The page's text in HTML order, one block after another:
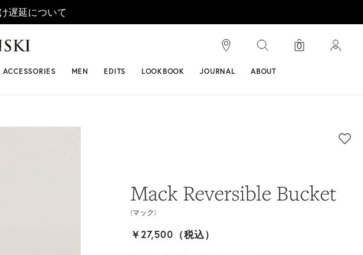
遅延について
ンカ 0
ACCESSORIES MEN EDITS LOOKBOOK JOURNAL ABOUT
Mack Reversible Bucket
(マック)
￥27,500（税込）